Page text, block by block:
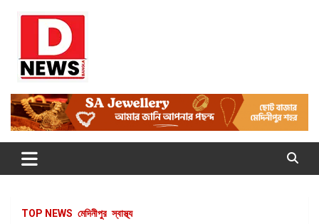
Dnews
#Medinipur24X7News
TOP NEWS মেদিনীপুর স্বাস্থ্য